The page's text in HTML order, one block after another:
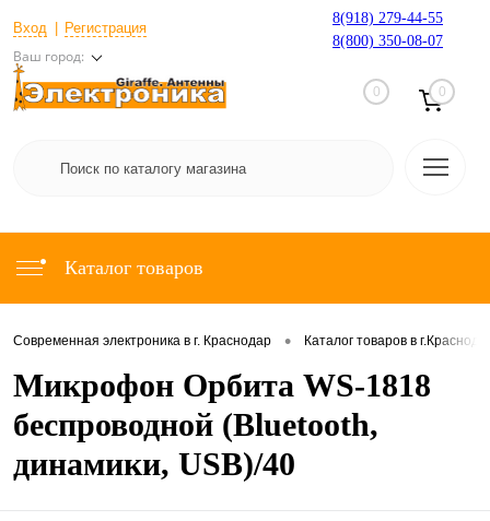
Вход Регистрация
Ваш город:
8(918) 279-44-55
8(800) 350-08-07
0 0
Каталог товаров
Современная электроника в г. Краснодар • Каталог товаров в
Микрофон Орбита WS-1818
беспроводной (Bluetooth,
динамики, USB)/40